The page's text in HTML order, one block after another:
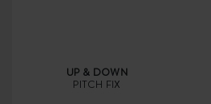
UP & DOWN
PITCH FIX